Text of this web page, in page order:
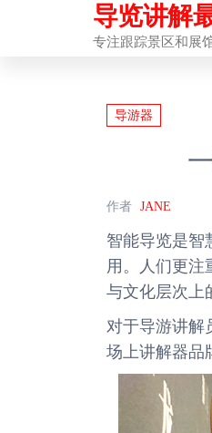
导览讲解
专注跟踪景区和展
导游器
作者 JANE
智能导览是智
用。人们更注
与文化层次上
对于导游讲解
场上讲解器品